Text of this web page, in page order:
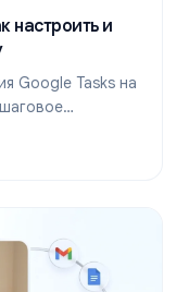
настроить и
Google Tasks на
настроить и